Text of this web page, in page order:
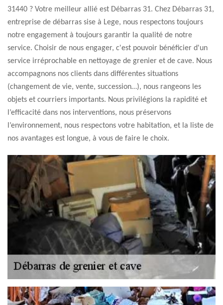
31440 ? Votre meilleur allié est Débarras 31. Chez Débarras 31,
entreprise de débarras sise à Lege, nous respectons toujours
notre engagement à toujours garantir la qualité de notre
service. Choisir de nous engager, c'est pouvoir bénéficier d'un
service irréprochable en nettoyage de grenier et de cave. Nous
accompagnons nos clients dans différentes situations
(changement de vie, vente, succession…), nous rangeons les
objets et courriers importants. Nous privilégions la rapidité et
l’efficacité dans nos interventions, nous préservons
l’environnement, nous respectons votre habitation, et la liste de
nos avantages est longue, à vous de faire le choix.